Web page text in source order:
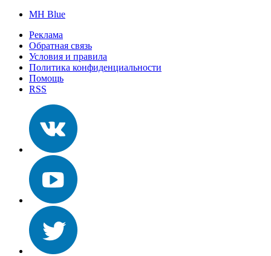
MH Blue
Реклама
Обратная связь
Условия и правила
Политика конфиденциальности
Помощь
RSS